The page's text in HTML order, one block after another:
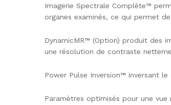
Imagerie Spectrale Complète™
organes examinés, ce qui permet
DynamicMR™ (Option) produit des
une résolution de contraste
Power Pulse Inversion™ inversant
Paramètres optimisés pour une